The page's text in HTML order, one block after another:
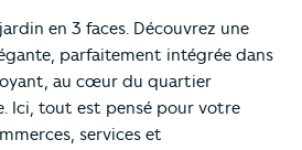
en 3 faces. Découvrez une
parfaitement intégrée dans
au cœur du quartier
Ici, tout est pensé pour votre
services et